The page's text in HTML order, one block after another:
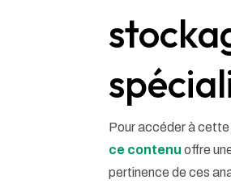
Pour accéder à
ce contenu offre
pertinence de ces